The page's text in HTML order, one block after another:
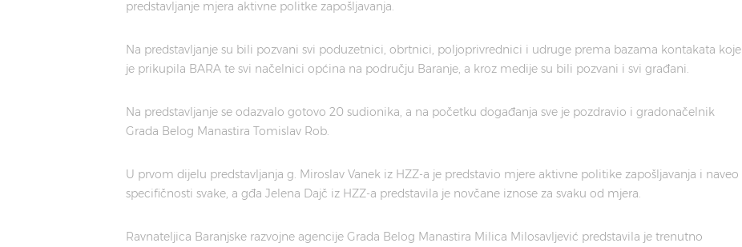
predstavljanje mjera aktivne politke zapošljavanja.
Na predstavljanje su bili pozvani svi poduzetnici, obrtnici, poljoprivrednici i udruge prema bazama kontakata koje
je prikupila BARA te svi načelnici općina na području Baranje, a kroz medije su bili pozvani i svi građani.
Na predstavljanje se odazvalo gotovo 20 sudionika, a na početku događanja sve je pozdravio i gradonačelnik
Grada Belog Manastira Tomislav Rob.
U prvom dijelu predstavljanja g. Miroslav Vanek iz HZZ-a je predstavio mjere aktivne politike zapošljavanja i naveo
specifičnosti svake, a gđa Jelena Dajč iz HZZ-a predstavila je novčane iznose za svaku od mjera.
Ravnateljica Baranjske razvojne agencije Grada Belog Manastira Milica Milosavljević predstavila je trenutno